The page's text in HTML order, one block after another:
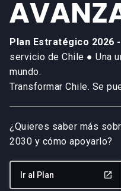
Plan Estratégico 2026
servicio de Chile ● Una
mundo.
Transformar Chile. Se
¿Quieres saber más
2030 y cómo apoyarlo?
Ir al Plan launch